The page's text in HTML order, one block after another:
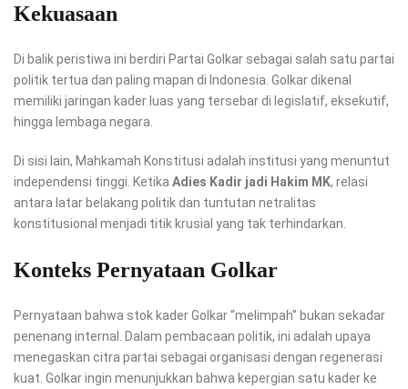
Kekuasaan
Di balik peristiwa ini berdiri Partai Golkar sebagai salah satu partai
politik tertua dan paling mapan di Indonesia. Golkar dikenal
memiliki jaringan kader luas yang tersebar di legislatif, eksekutif,
hingga lembaga negara.
Di sisi lain, Mahkamah Konstitusi adalah institusi yang menuntut
independensi tinggi. Ketika Adies Kadir jadi Hakim MK, relasi
antara latar belakang politik dan tuntutan netralitas
konstitusional menjadi titik krusial yang tak terhindarkan.
Konteks Pernyataan Golkar
Pernyataan bahwa stok kader Golkar “melimpah” bukan sekadar
penenang internal. Dalam pembacaan politik, ini adalah upaya
menegaskan citra partai sebagai organisasi dengan regenerasi
kuat. Golkar ingin menunjukkan bahwa kepergian satu kader ke